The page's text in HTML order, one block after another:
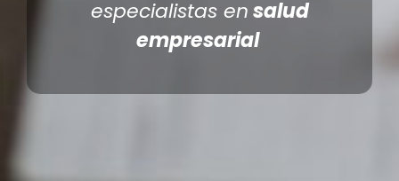
especialistas ensalud
empresarial